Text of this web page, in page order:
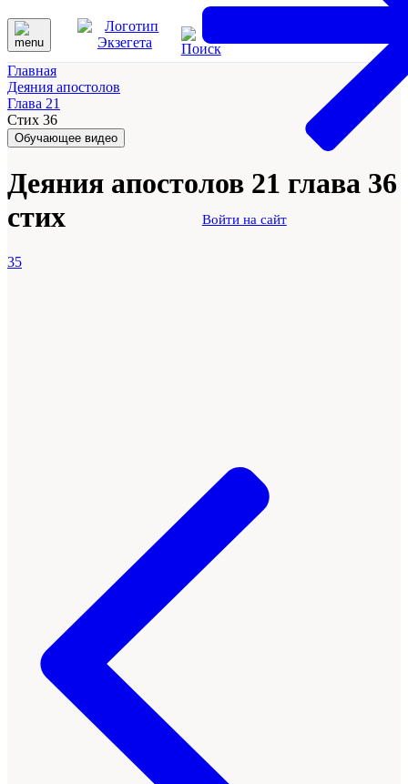
Войти на сайт
Главная
Деяния апостолов
Глава 21
Стих 36
Обучающее видео
Деяния апостолов 21 глава 36
стих
35